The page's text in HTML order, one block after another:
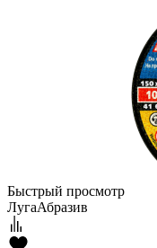
Быстрый просмотр
ЛугаАбразив